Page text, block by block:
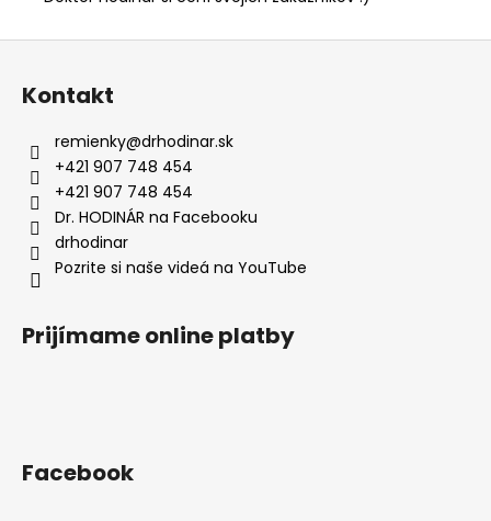
Z
Kontakt
remienky@drhodinar.sk
+421 907 748 454
+421 907 748 454
Dr. HODINÁR na Facebooku
drhodinar
Pozrite si naše videá na YouTube
Prijímame online platby
Facebook